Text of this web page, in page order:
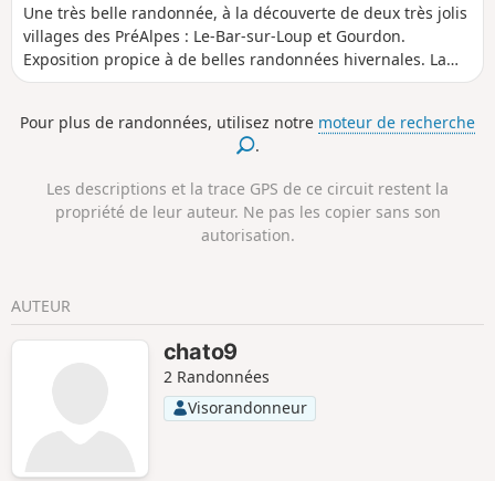
Une très belle randonnée, à la découverte de deux très jolis
villages des PréAlpes : Le-Bar-sur-Loup et Gourdon.
Exposition propice à de belles randonnées hivernales. La
position dominante de Gourdon offre une vue imprenable
pré Alpes environnantes. Une belle découverte, également,
de l'Aqueduc de Foulon et du Canal du Loup.
Pour plus de randonnées, utilisez notre moteur de recherche
.
Les descriptions et la trace GPS de ce circuit restent la
propriété de leur auteur. Ne pas les copier sans son
autorisation.
AUTEUR
chato9
2 Randonnées
Visorandonneur